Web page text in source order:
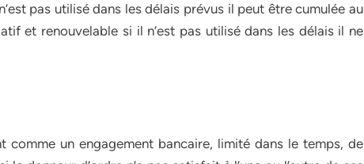
pas utilisé dans les délais prévus il peut être cumulée au
et renouvelable si il n’est pas utilisé dans les délais il ne
comme un engagement bancaire, limité dans le temps, de